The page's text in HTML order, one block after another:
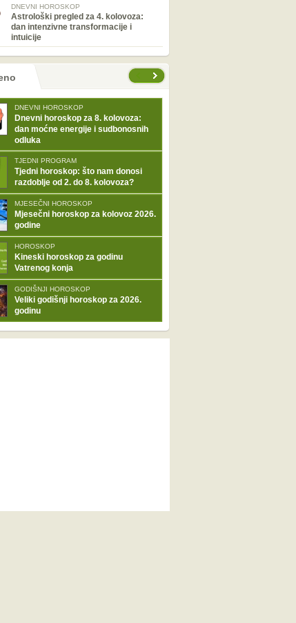
DNEVNI HOROSKOP
Astrološki pregled za 4. kolovoza:
dan intenzivne transformacije i
intuicije
DNEVNI HOROSKOP
Dnevni horoskop za 8. kolovoza:
dan moćne energije i sudbonosnih
odluka
TJEDNI PROGRAM
Tjedni horoskop: što nam donosi
razdoblje od 2. do 8. kolovoza?
MJESEČNI HOROSKOP
Mjesečni horoskop za kolovoz 2026.
godine
HOROSKOP
Kineski horoskop za godinu
Vatrenog konja
GODIŠNJI HOROSKOP
Veliki godišnji horoskop za 2026.
godinu